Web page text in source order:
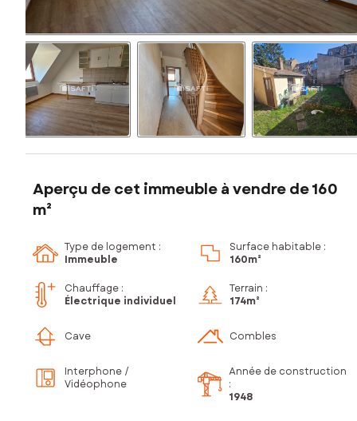
Aperçu de cet immeuble à vendre de 160
m²
Type de logement :
Immeuble
Surface habitable :
160m²
Chauffage :
Électrique individuel
Terrain :
174m²
Cave Combles
Interphone /
Vidéophone
Année de construction
:
1948